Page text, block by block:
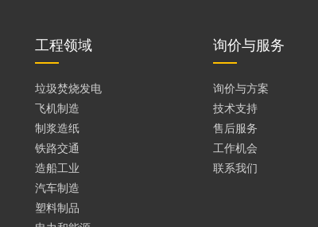
工程领域
垃圾焚烧发电
飞机制造
制浆造纸
铁路交通
造船工业
汽车制造
塑料制品
询价与服务
询价与方案
技术支持
售后服务
工作机会
联系我们